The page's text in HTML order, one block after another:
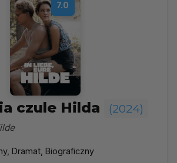
7.0
czule Hilda (2024)
Dramat, Biograficzny